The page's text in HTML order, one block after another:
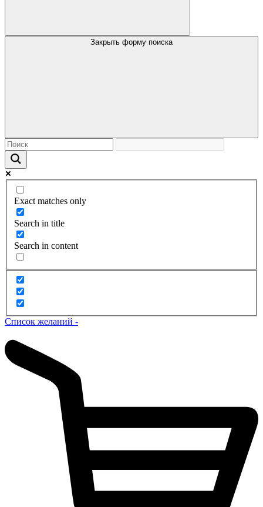
Закрыть форму поиска
Exact matches only
Search in title
Search in content
Список желаний -